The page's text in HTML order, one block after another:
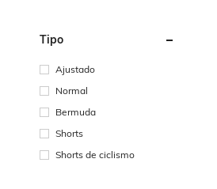
Tipo
Ajustado
Normal
Bermuda
Shorts
Shorts de ciclismo